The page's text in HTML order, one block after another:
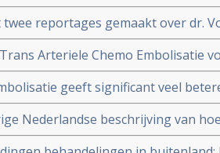
twee reportages gemaakt over dr.
juni 2011 en 13 augustus 2013
Trans Arteriele Chemo Embolisatie
dan darmkanker nu ook in
geeft significant veel
en kwaliteit van leven dan
in de lever
Nederlandse beschrijving van
- precies werkt.